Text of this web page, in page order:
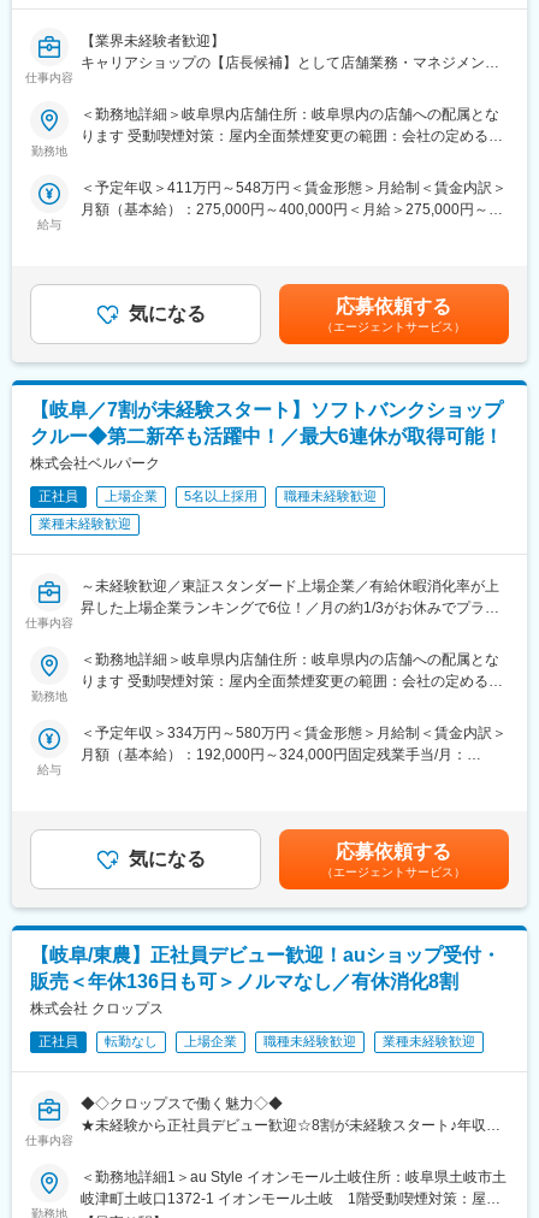
・その為研修体制も充実！研修部が主催するコンプライアンス研
修、業務知識習得研修のほか、店舗配属後もスキルアップ・レベ
■この仕事の魅力：
く活躍しています。
・年休実質128日！
・保育園に預けて復職した場合⇒保育手当を支給（3歳まで）
・お子さんが4歳に達するまで時短勤務可
・時短とフルタイムをミックスして使えます『慣らしフルタイム
制度』あり
（2）私たちベルパークは東証スタンダード上場企業。全国に300
店以上の店舗を展開し、安定した経営基盤を誇ります。その為研
修体制も充実！研修部が主催するコンプライアンス研修、業務知
識習得研修のほか、店舗配属後もスキルアップ・レベルアップを
★スキルアップが叶えられる★
※試験の合格率・保有率はともに約90％
※会社をあげて合格までしっかりサポートします
仕事内容
【業界未経験者歓迎】
キャリアショップの【店長候補】として店舗業務・マネジメント
■職務内容：
ソフトバンクショップの店長候補として、雇入れ直後はキャリア
ウンター業務／店舗業務などの業務をお任せし、業務に慣れてい
ただきます。入社半年～１年半を目処に経験を積んだ後は、副店
・シフト管理
・売上管理
・商品管理
・販売促進
・広告宣伝の企画立案
など
■配属先の編成：
★20代・30代中心に活躍中！
若手を中心に、男女ともにバランス良く活躍しています。
先輩が後輩を教育する風土が根付いており、「初めはわからない
ことだらけで当然」というスタンスでフォローしているので、新
しい方もなじみやすいはず！
★店舗ごとに裁量があり、店長の判断で店舗運営を行えるのが特
徴です。例えば催事やショッピングモールのイベントに参加して
ます。
★満足の待遇
店舗責任者：年収550万円／マネージャー：年収700万円／課長：
年収800万円
・エグゼクティブショップディレクター：8万円
・ショップエキスパート・ショップディレクター：6万円
・チーフアドバイザー：3万円
・アドバイザー：1万円
試験内容は商品知識・接客・直近の販売実績などが評価対象とな
ります。合格率81.8%！
★プライベートの充実
※2023年実績
月平均残業時間22.9時間／産育休取得率100%／産育休復職率
94.1%／福利厚生の充実（保育手当、社員旅行等々）／4日以上の
育休後の職場復帰面談の徹底、保育育当（月額最大3万円、お子様
が3歳まで）、育児短時間勤務（実働5時間まで短縮可能）、育児
変更の範囲：会社の定める業務
勤務地
＜勤務地詳細＞岐阜県内店舗住所：岐阜県内の店舗への配属とな
ります 受動喫煙対策：屋内全面禁煙変更の範囲：会社の定める事
給与
＜予定年収＞411万円～548万円＜賃金形態＞月給制＜賃金内訳＞
月額（基本給）：275,000円～400,000円＜月給＞275,000円～
す。賞与：年2回（6・12月）・昇給：年1回賞与とは別にインセ
ンティブや特別賞与も支給実績あり（2024年は30万円の追加支給
を実施）賃金はあくまでも目安の金額であり、選考を通じて上下
する可能性があります。月給(月額)は固定手当を含めた表記です。
気になる 応募依頼する
（エージェントサービス）
【岐阜／7割が未経験スタート】ソフトバンクショップ
クルー◆第二新卒も活躍中！／最大6連休が取得可能！
株式会社ベルパーク
正社員 上場企業 5名以上採用
職種未経験歓迎
業種未経験歓迎
仕事内容
～未経験歓迎／東証スタンダード上場企業／有給休暇消化率が上
昇した上場企業ランキングで6位！／月の約1/3がお休みでプライ
／ソフトバンクの携帯販売TOPクラス代理店～
提案、店内のPOP作成など 、接客や店舗運営業務全般をお任せし
ます。
話やスマートフォンのサービスや商品案内といった仕事をお任せ
します。
◇受付対応
◇サービス・商品のご案内、手続き
◇便利な使い方のレクチャー
◇店頭ディスプレイづくり
◇店内イベントの企画・実施 など
販売スペースを企画したり、各プロジェクトのリーダー・メンバ
ーとして活動したり。手を挙げれば自らのアイディアを形にする
チャンスがたくさんあります！単なる接客ではなく「感動接客」
■このお仕事の魅力
★7割が未経験スタートで活躍できる！
安な気持ちはよく理解できます。入社後は1人1人にメンターがつ
き、疑問や不安をすぐに解消できる環境を整えています。また、
商品知識に関する研修はもちろん、入社年次に応じた研修やEラー
勤務地
＜勤務地詳細＞岐阜県内店舗住所：岐阜県内の店舗への配属とな
ります 受動喫煙対策：屋内全面禁煙変更の範囲：会社の定める事
給与
＜予定年収＞334万円～580万円＜賃金形態＞月給制＜賃金内訳＞
月額（基本給）：192,000円～324,000円固定残業手当/月：
トバンク認定資格を取得すると資格手当が追加支給されます。※上
記月収・年収はみなし残業手当含む加えた金額です。賞与：年2回
（6・12月）・昇給：年1回賞与とは別にインセンティブや特別賞
与も支給実績あり（2024年は30万円の追加支給を実施）賃金はあ
くまでも目安の金額であり、選考を通じて上下する可能性があり
ます。月給(月額)は固定手当を含めた表記です。
気になる 応募依頼する
（エージェントサービス）
【岐阜/東農】正社員デビュー歓迎！auショップ受付・
販売＜年休136日も可＞ノルマなし／有休消化8割
株式会社 クロップス
正社員 転勤なし 上場企業 職種未経験歓迎 業種未経験歓迎
仕事内容
◆◇クロップスで働く魅力◇◆
★未経験から正社員デビュー歓迎☆8割が未経験スタート♪年収
★年休136日も可・有休消化85％と働きやさ◎長期連休OK！土日
休みも可
★上場企業の安定基盤／KDDI一次代理店／東海・関東で約90店舗
勤務地
＜勤務地詳細1＞au Style イオンモール土岐住所：岐阜県土岐市土
岐津町土岐口1372-1 イオンモール土岐 1階受動喫煙対策：屋内